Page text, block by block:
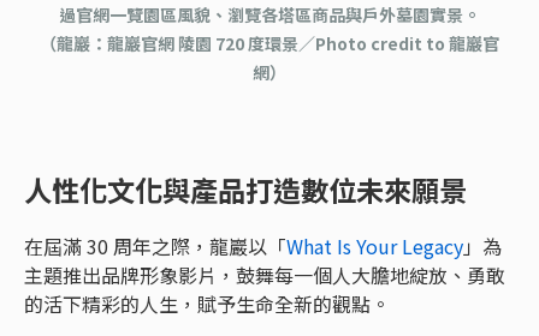
過官網一覽園區風貌、瀏覽各塔區商品與戶外墓園實景。
（龍巖：龍巖官網 陵園 720 度環景／Photo credit to 龍巖官
網）
人性化文化與產品打造數位未來願景
在屆滿 30 周年之際，龍巖以「What Is Your Legacy」為
主題推出品牌形象影片，鼓舞每一個人大膽地綻放、勇敢
的活下精彩的人生，賦予生命全新的觀點。